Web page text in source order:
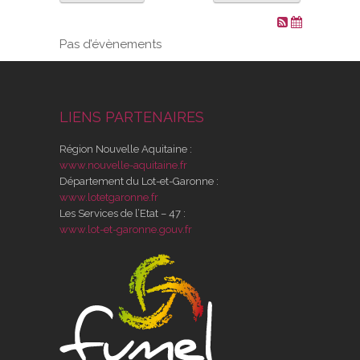
VOS DEMARCHES
SOCIAL
SPORTS ET LOISIRS
CULTURE ET PATRIMOINE
RENDEZ-VOUS EN LIGNE
Pas d’évènements
LIENS PARTENAIRES
Région Nouvelle Aquitaine :
www.nouvelle-aquitaine.fr
Département du Lot-et-Garonne :
www.lotetgaronne.fr
Les Services de l’Etat – 47 :
www.lot-et-garonne.gouv.fr